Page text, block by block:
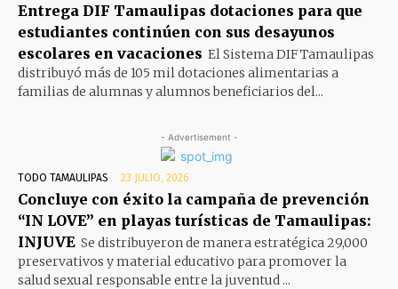
Entrega DIF Tamaulipas dotaciones para que
estudiantes continúen con sus desayunos
escolares en vacaciones El Sistema DIF Tamaulipas
distribuyó más de 105 mil dotaciones alimentarias a
familias de alumnas y alumnos beneficiarios del...
- Advertisement -
TODO TAMAULIPAS 23 JULIO, 2026
Concluye con éxito la campaña de prevención
“IN LOVE” en playas turísticas de Tamaulipas:
INJUVE Se distribuyeron de manera estratégica 29,000
preservativos y material educativo para promover la
salud sexual responsable entre la juventud ...